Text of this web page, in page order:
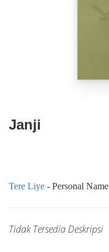
Janji
Tere Liye - Personal Name
Tidak Tersedia Deskripsi